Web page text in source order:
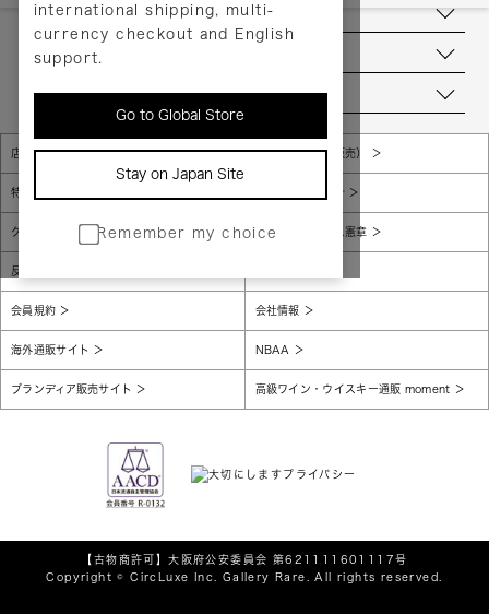
international shipping, multi-
currency checkout and English
support.
Go to Global Store
Stay on Japan Site
Remember my choice
ヘルプ
お問い合わせ
当店について
店舗一覧 販売規約（店頭販売）
特定商取引法に基づく表示 個人情報保護方針
グローバルプライバシーポリシー コンプライアンス憲章
反社会的勢力に対する基本方針
会員規約 会社情報
海外通販サイト NBAA
ブランディア販売サイト 高級ワイン・ウイスキー通販 moment
【古物商許可】大阪府公安委員会 第621111601117号
Copyright © CircLuxe Inc. Gallery Rare. All rights reserved.